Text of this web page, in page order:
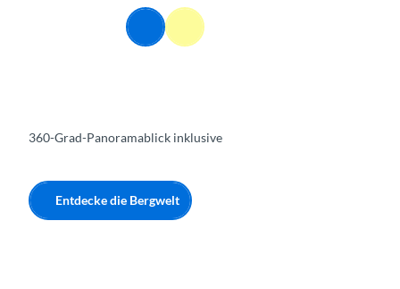
Suche Menü
360-Grad-Panoramablick inklusive
Entdecke die Bergwelt